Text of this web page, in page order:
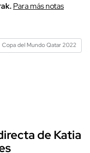
Para más notas
Copa del Mundo Qatar 2022
de Katia